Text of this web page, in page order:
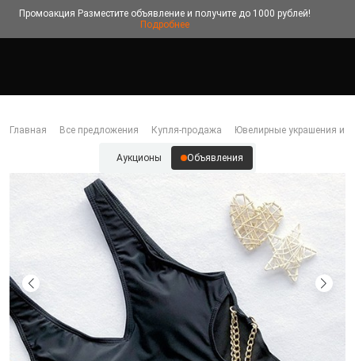
Промоакция Разместите объявление и получите до 1000 рублей!
Подробнее
Главная Все предложения Купля-продажа Ювелирные украшения и
Аукционы Объявления